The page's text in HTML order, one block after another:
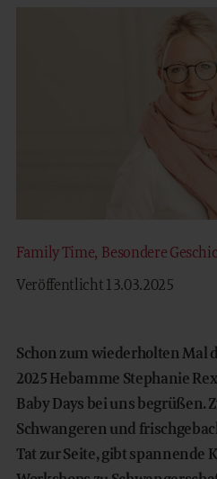
OUTDOOR
EN
Family Time, Besondere
Veröffentlicht 13.03.2025
Schon zum wiederholten Mal
2025 Hebamme Stephanie
Baby Days bei uns begrüßen.
Schwangeren und
Tat zur Seite, gibt spannende